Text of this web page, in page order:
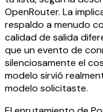
OpenRouter. La
respaldo a menudo
calidad de salida
que un evento de
silenciosamente el
modelo sirvió
modelo solicitaste.